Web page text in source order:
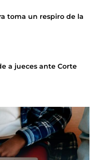
toma un respiro de la
a jueces ante Corte